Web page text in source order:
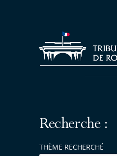
Recherche :
THÈME RECHERCHÉ